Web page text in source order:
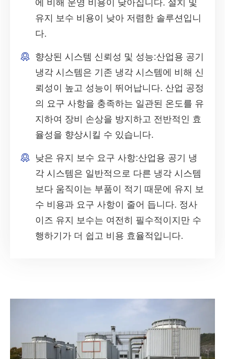
에 비해 운영 비용이 낮아집니다. 설치 및
유지 보수 비용이 낮아 저렴한 솔루션입니
다.
향상된 시스템 신뢰성 및 성능:산업용 공기
냉각 시스템은 기존 냉각 시스템에 비해 신
뢰성이 높고 성능이 뛰어납니다. 산업 공정
의 요구 사항을 충족하는 일관된 온도를 유
지하여 장비 손상을 방지하고 전반적인 효
율성을 향상시킬 수 있습니다.
낮은 유지 보수 요구 사항:산업용 공기 냉
각 시스템은 일반적으로 다른 냉각 시스템
보다 움직이는 부품이 적기 때문에 유지 보
수 비용과 요구 사항이 줄어 듭니다. 정사
이즈 유지 보수는 여전히 필수적이지만 수
행하기가 더 쉽고 비용 효율적입니다.